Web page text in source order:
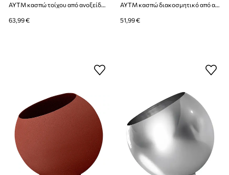
AYTM κασπώ τοίχου από ανοξείδωτο χάλυβα 21 x 18,8 cm
63,99 €
AYTM κασπώ διακοσμητικό από ανοξείδωτο χάλυβα 17 x 15,4 cm
51,99 €